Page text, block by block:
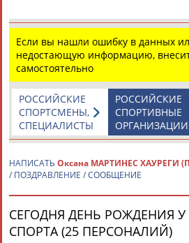
ЦЕЛИ ПРОЕКТА КОНТАКТЫ
Вопросы сотрудничества и совместной
© Стадион, 1998-2026
Разработка и поддержка ООО НАИТ «Стадион»
Адресов в новостной рассылке: 996
Подпишись
Если вы нашли ошибку в данных
недостающую информацию,
самостоятельно
РОССИЙСКИЕ
СПОРТИВНЫЕ
ОРГАНИЗАЦИИ
РОССИЙСКИЕ
СПОРТСМЕНЫ,
СПЕЦИАЛИСТЫ
НАПИСАТЬ Оксана МАРТИНЕС ХАУРЕГИ
/ ПОЗДРАВЛЕНИЕ / СООБЩЕНИЕ
СЕГОДНЯ ДЕНЬ РОЖДЕНИЯ
СПОРТА (25 ПЕРСОНАЛИЙ)